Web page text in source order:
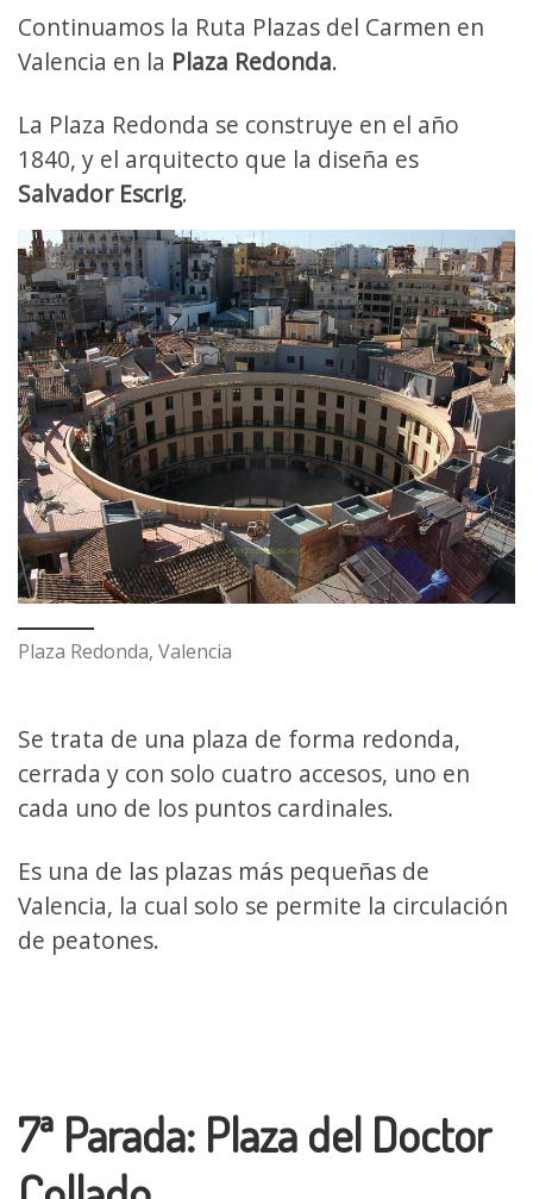
Continuamos la Ruta Plazas del Carmen en
Valencia en la Plaza Redonda.
La Plaza Redonda se construye en el año
1840, y el arquitecto que la diseña es
Salvador Escrig.
Plaza Redonda, Valencia
Se trata de una plaza de forma redonda,
cerrada y con solo cuatro accesos, uno en
cada uno de los puntos cardinales.
Es una de las plazas más pequeñas de
Valencia, la cual solo se permite la circulación
de peatones.
7ª Parada: Plaza del Doctor